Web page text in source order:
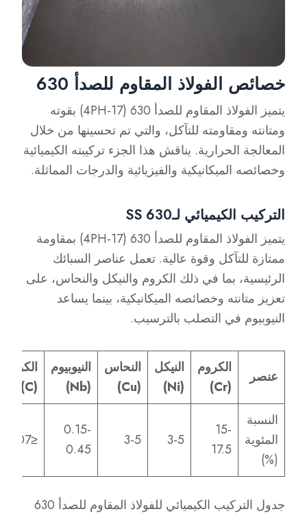
خصائص الفولاذ المقاوم للصدأ 630
يتميز الفولاذ المقاوم للصدأ 630 (17-4PH) بقوته
ومتانته ومقاومته للتآكل، والتي تم تحسينها من خلال
المعالجة الحرارية. يناقش هذا الجزء تركيبته الكيميائية
وخصائصه الميكانيكية والفيزيائية والدرجات المماثلة.
التركيب الكيميائي لـSS 630
يتميز الفولاذ المقاوم للصدأ 630 (17-4PH) بمقاومة
ممتازة للتآكل وقوة عالية. تعمل عناصر السبائك
الرئيسية، بما في ذلك الكروم والنيكل والنحاس، على
تعزيز متانته وخصائصه الميكانيكية، بينما يساعد
النيوبيوم في التصلب بالترسيب.
عنصر
الكروم
(Cr)
النيكل
(Ni)
النحاس
(Cu)
النيوبيوم
(Nb)
(C)
النسبة
المئوية
(%)
15-
17.5
3-5
3-5
0.15-
0.45
≤0.07
جدول التركيب الكيميائي للفولاذ المقاوم للصدأ 630